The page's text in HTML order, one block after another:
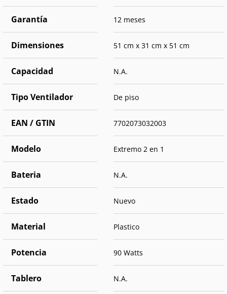
Garantía 12 meses
Dimensiones 51 cm x 31 cm x 51 cm
Capacidad N.A.
Tipo Ventilador De piso
EAN / GTIN 7702073032003
Modelo Extremo 2 en 1
Bateria N.A.
Estado Nuevo
Material Plastico
Potencia 90 Watts
Tablero N.A.